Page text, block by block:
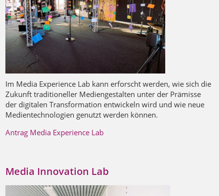
Previous
Im Media Experience Lab kann erforscht werden, wie sich die
Zukunft traditioneller Mediengestal­ten unter der Prämisse
der digitalen Transforma­tion entwickeln wird und wie neue
Medientechno­logien genutzt werden können.
Antrag Media Experience Lab
Media Innovation Lab